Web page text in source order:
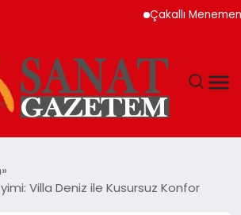
Çakallı Menemeni
Villa Deniz ile Kusursuz Konfor